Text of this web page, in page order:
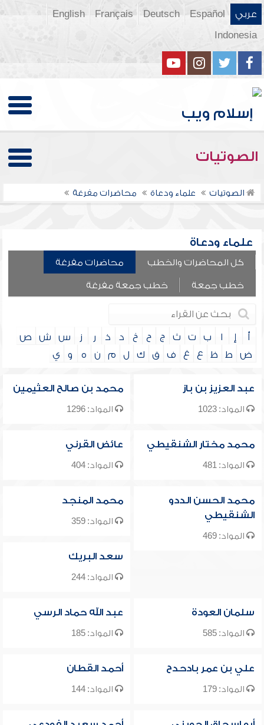
عربي Español
Deutsch
Français
English
Indonesia
الصوتيات
الصوتيات علماء ودعاة محاضرات مفرغة
علماء ودعاة
كل المحاضرات والخطب محاضرات مفرغة
خطب جمعة خطب جمعة مفرغة
أ إ ا ب ت ث ج ح خ د ذ ر ز س ش
ص
ض
ط ظ ع غ ف ق ك ل م ن ه و ي
عبد العزيز بن باز
المواد: 1023
محمد بن صالح العثيمين
المواد: 1296
محمد مختار الشنقيطي
المواد: 481
عائض القرني
المواد: 404
محمد الحسن الددو
الشنقيطي
المواد: 469
محمد المنجد
المواد: 359
سعد البريك
المواد: 244
سلمان العودة
المواد: 585
عبد الله حماد الرسي
المواد: 185
علي بن عمر بادحدح
المواد: 179
أحمد القطان
المواد: 144